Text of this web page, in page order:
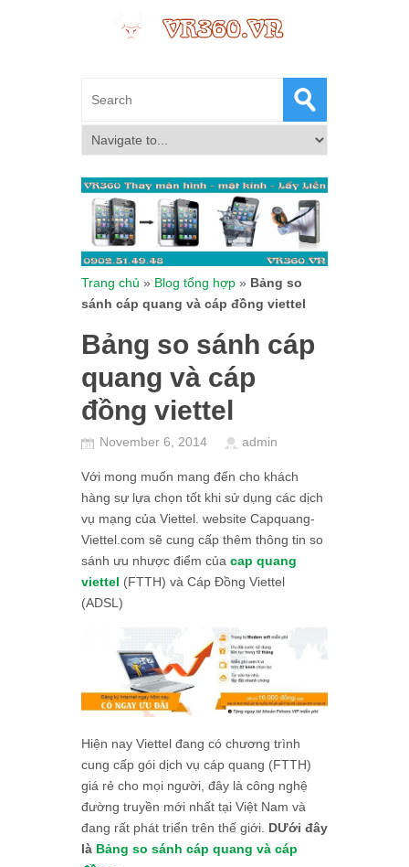
Trang chủ » Blog tổng hợp » Bảng so
sánh cáp quang và cáp đồng viettel
Bảng so sánh cáp
quang và cáp
đồng viettel
November 6, 2014 admin
Với mong muốn mang đến cho khách
hàng sự lựa chọn tốt khi sử dụng các dịch
vụ mạng của Viettel. website Capquang-
Viettel.com sẽ cung cấp thêm thông tin so
sánh ưu nhược điểm của cap quang
viettel (FTTH) và Cáp Đồng Viettel
(ADSL)
Hiện nay Viettel đang có chương trình
cung cấp gói dịch vụ cáp quang (FTTH)
giá rẻ cho mọi người, đây là công nghệ
đường truyền mới nhất tại Việt Nam và
đang rất phát triển trên thế giới. DƯới đây
là Bảng so sánh cáp quang và cáp